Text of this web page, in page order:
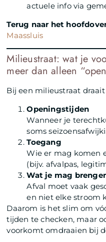
actuele info via
Terug naar het
Maassluis
Milieustraat: wat je
meer dan alleen
Bij een milieustraat
Openingstijden
Wanneer je
soms
Toegang
Wie er mag komen
(bijv. afvalpas,
Wat je mag
Afval moet vaak
en niet elke stroom
Daarom is het slim om
tijden te checken, maar
voorkomt omdraaien bij